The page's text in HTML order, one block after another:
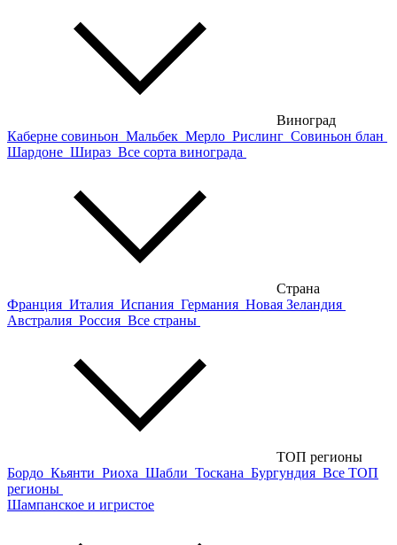
Виноград
Каберне совиньон Мальбек Мерло Рислинг Совиньон блан
Шардоне Шираз Все сорта винограда
Страна
Франция Италия Испания Германия Новая Зеландия
Австралия Россия Все страны
ТОП регионы
Бордо Кьянти Риоха Шабли Тоскана Бургундия Все ТОП
регионы
Шампанское и игристое